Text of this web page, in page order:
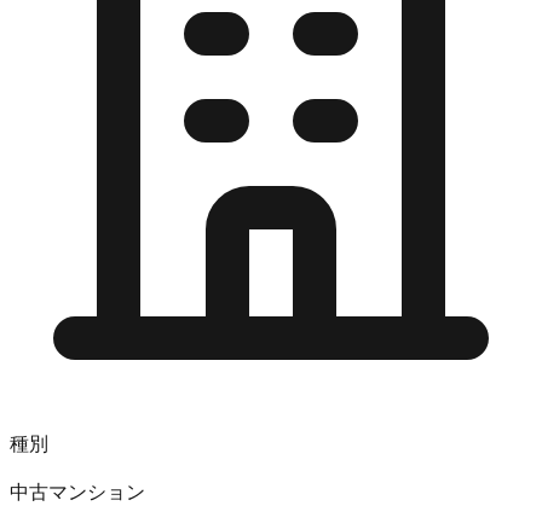
種別
中古マンション